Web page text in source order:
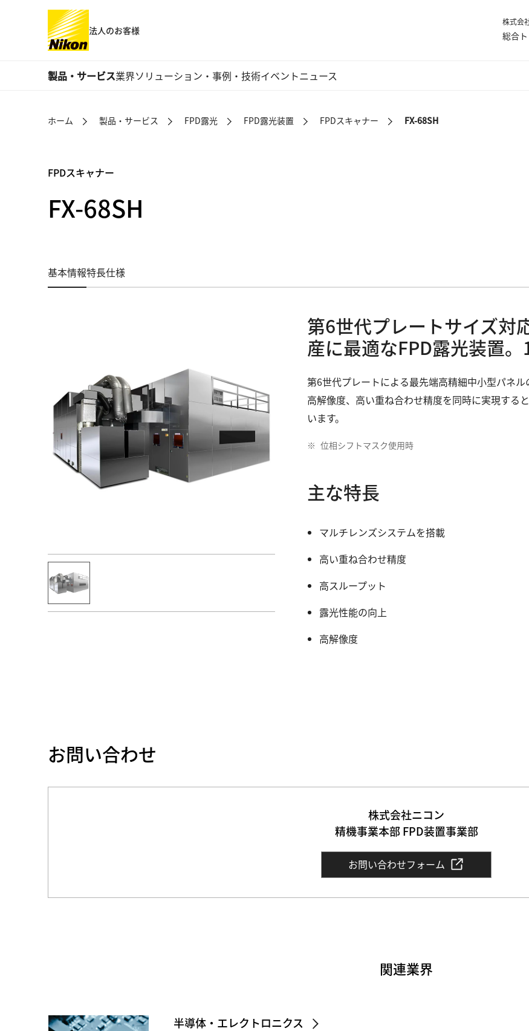
法人のお客様
株式会
総合
製品・サービス業界ソリューション・事例・技術イベントニュース
ホーム 製品・サービス FPD露光 FPD露光装置 FPDスキャナー FX-68SH
FPDスキャナー
FX-68SH
基本情報特長仕様
第6世代プレートサイズ対
産に最適なFPD露光装置
第6世代プレートによる最先端高精細中小型パネ
高解像度、高い重ね合わせ精度を同時に実現する
います。
位相シフトマスク使用時
主な特長
マルチレンズシステムを搭載
高い重ね合わせ精度
高スループット
露光性能の向上
高解像度
お問い合わせ
株式会社ニコン
精機事業本部 FPD装置事業部
お問い合わせフォーム
関連業界
半導体・エレクトロニクス